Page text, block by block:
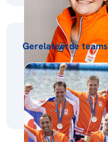
Gerelateerde teams